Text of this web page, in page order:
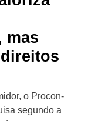
mas
o Procon-
segundo a